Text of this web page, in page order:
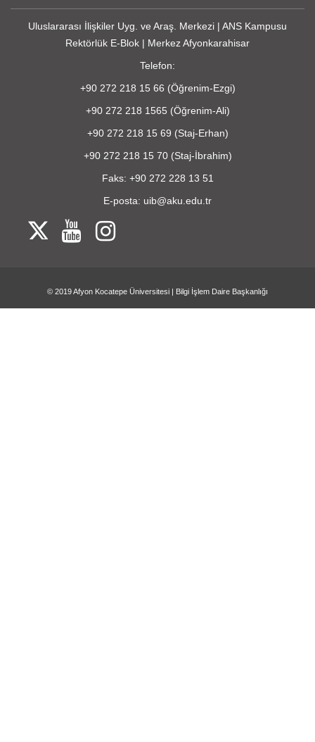
Uluslararası İlişkiler Uyg. ve Araş. Merkezi | ANS Kampusu
Rektörlük E-Blok | Merkez Afyonkarahisar
Telefon:
+90 272 218 15 66 (Öğrenim-Ezgi)
+90 272 218 1565 (Öğrenim-Ali)
+90 272 218 15 69 (Staj-Erhan)
+90 272 218 15 70 (Staj-İbrahim)
Faks: +90 272 228 13 51
E-posta: uib@aku.edu.tr
© 2019Afyon Kocatepe Üniversitesi | Bilgi İşlem Daire Başkanlığı